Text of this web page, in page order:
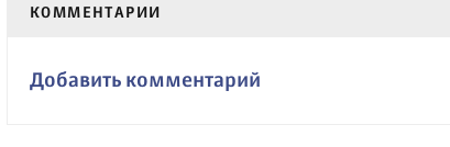
КОММЕНТАРИИ
Добавить комментарий